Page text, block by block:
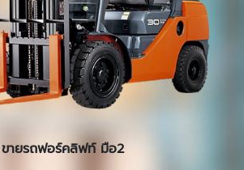
ขายรถฟอร์คลิฟท์ มือ2